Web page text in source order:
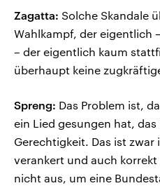
Zagatta: Solche Skandale
Wahlkampf, der eigentlich
– der eigentlich kaum
überhaupt keine
Spreng: Das Problem ist,
ein Lied gesungen hat,
Gerechtigkeit. Das ist zwar
verankert und auch
nicht aus, um eine